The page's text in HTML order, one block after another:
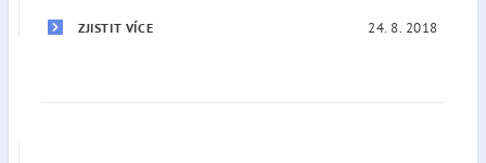
ZJISTIT VÍCE 24. 8. 2018